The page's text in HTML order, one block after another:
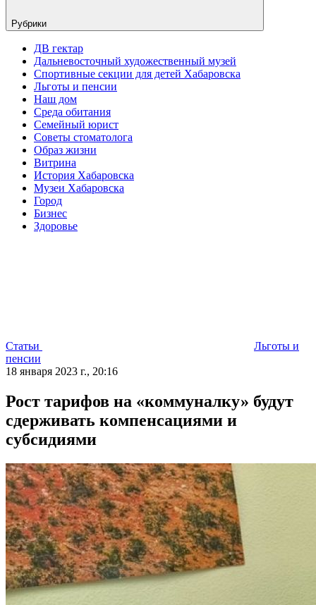
Рубрики
ДВ гектар
Дальневосточный художественный музей
Спортивные секции для детей Хабаровска
Льготы и пенсии
Наш дом
Среда обитания
Семейный юрист
Советы стоматолога
Образ жизни
Витрина
История Хабаровска
Музеи Хабаровска
Город
Бизнес
Здоровье
Статьи
Льготы и
пенсии
18 января 2023 г., 20:16
Рост тарифов на «коммуналку» будут
сдерживать компенсациями и
субсидиями